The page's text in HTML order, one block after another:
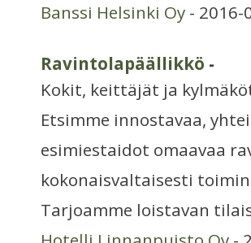
Banssi Helsinki Oy - 2016-
Ravintolapäällikkö -
Kokit, keittäjät ja
Etsimme innostavaa,
esimiestaidot omaavaa
kokonaisvaltaisesti
Tarjoamme loistavan